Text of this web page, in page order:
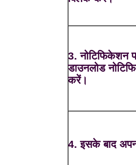
3. नोटिफिकेशन
डाउनलोड
करें।
4. इसके बाद